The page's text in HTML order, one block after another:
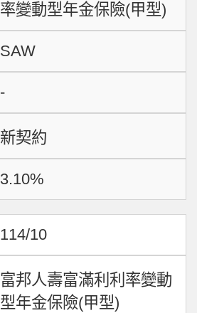
率變動型年金保險(甲型)
SAW
-
新契約
3.10%
114/10
富邦人壽富滿利利率變動
型年金保險(甲型)